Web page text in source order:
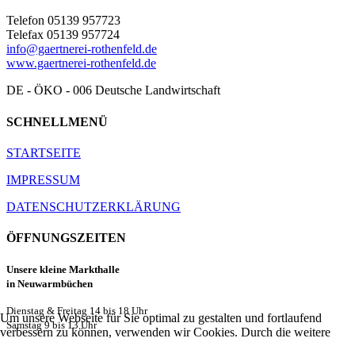
Telefon 05139 957723
Telefax 05139 957724
info@gaertnerei-rothenfeld.de
www.gaertnerei-rothenfeld.de
DE - ÖKO - 006 Deutsche Landwirtschaft
SCHNELLMENÜ
STARTSEITE
IMPRESSUM
DATENSCHUTZERKLÄRUNG
ÖFFNUNGSZEITEN
Unsere kleine Markthalle
in Neuwarmbüchen
Dienstag & Freitag 14 bis 18 Uhr
Samstag 9 bis 13 Uhr
Um unsere Webseite für Sie optimal zu gestalten und fortlaufend
verbessern zu können, verwenden wir Cookies. Durch die weitere